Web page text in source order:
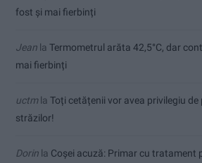
fost și mai fierbinți
Jean la Termometrul arăta 42,5°C, dar
mai fierbinți
uctmla Toți cetățenii vor avea privilegiu
străzilor!
Dorin la Coșei acuză: Primar cu tratament